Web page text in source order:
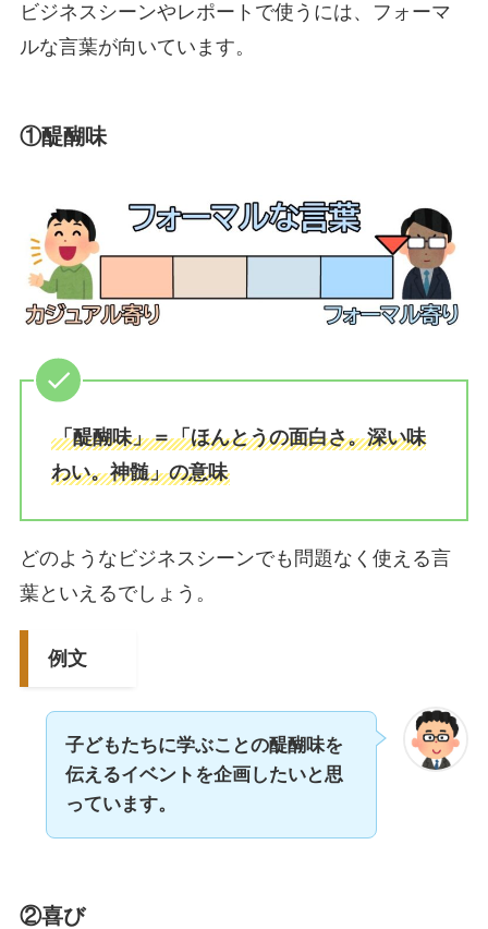
ビジネスシーンやレポートで使うには、フォーマ
ルな言葉が向いています。
①醍醐味
「醍醐味」＝「ほんとうの面白さ。深い味
わい。神髄」の意味
どのようなビジネスシーンでも問題なく使える言
葉といえるでしょう。
例文
子どもたちに学ぶことの醍醐味を
伝えるイベントを企画したいと思
っています。
②喜び